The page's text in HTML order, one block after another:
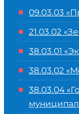
09.03.03
21.03.02
38.03.01
38.03.02
38.03.04